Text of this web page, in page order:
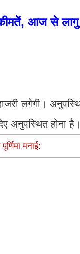
कीमतें, आज से
लगेगी।
अनुपस्थित होना है।
मनाई: